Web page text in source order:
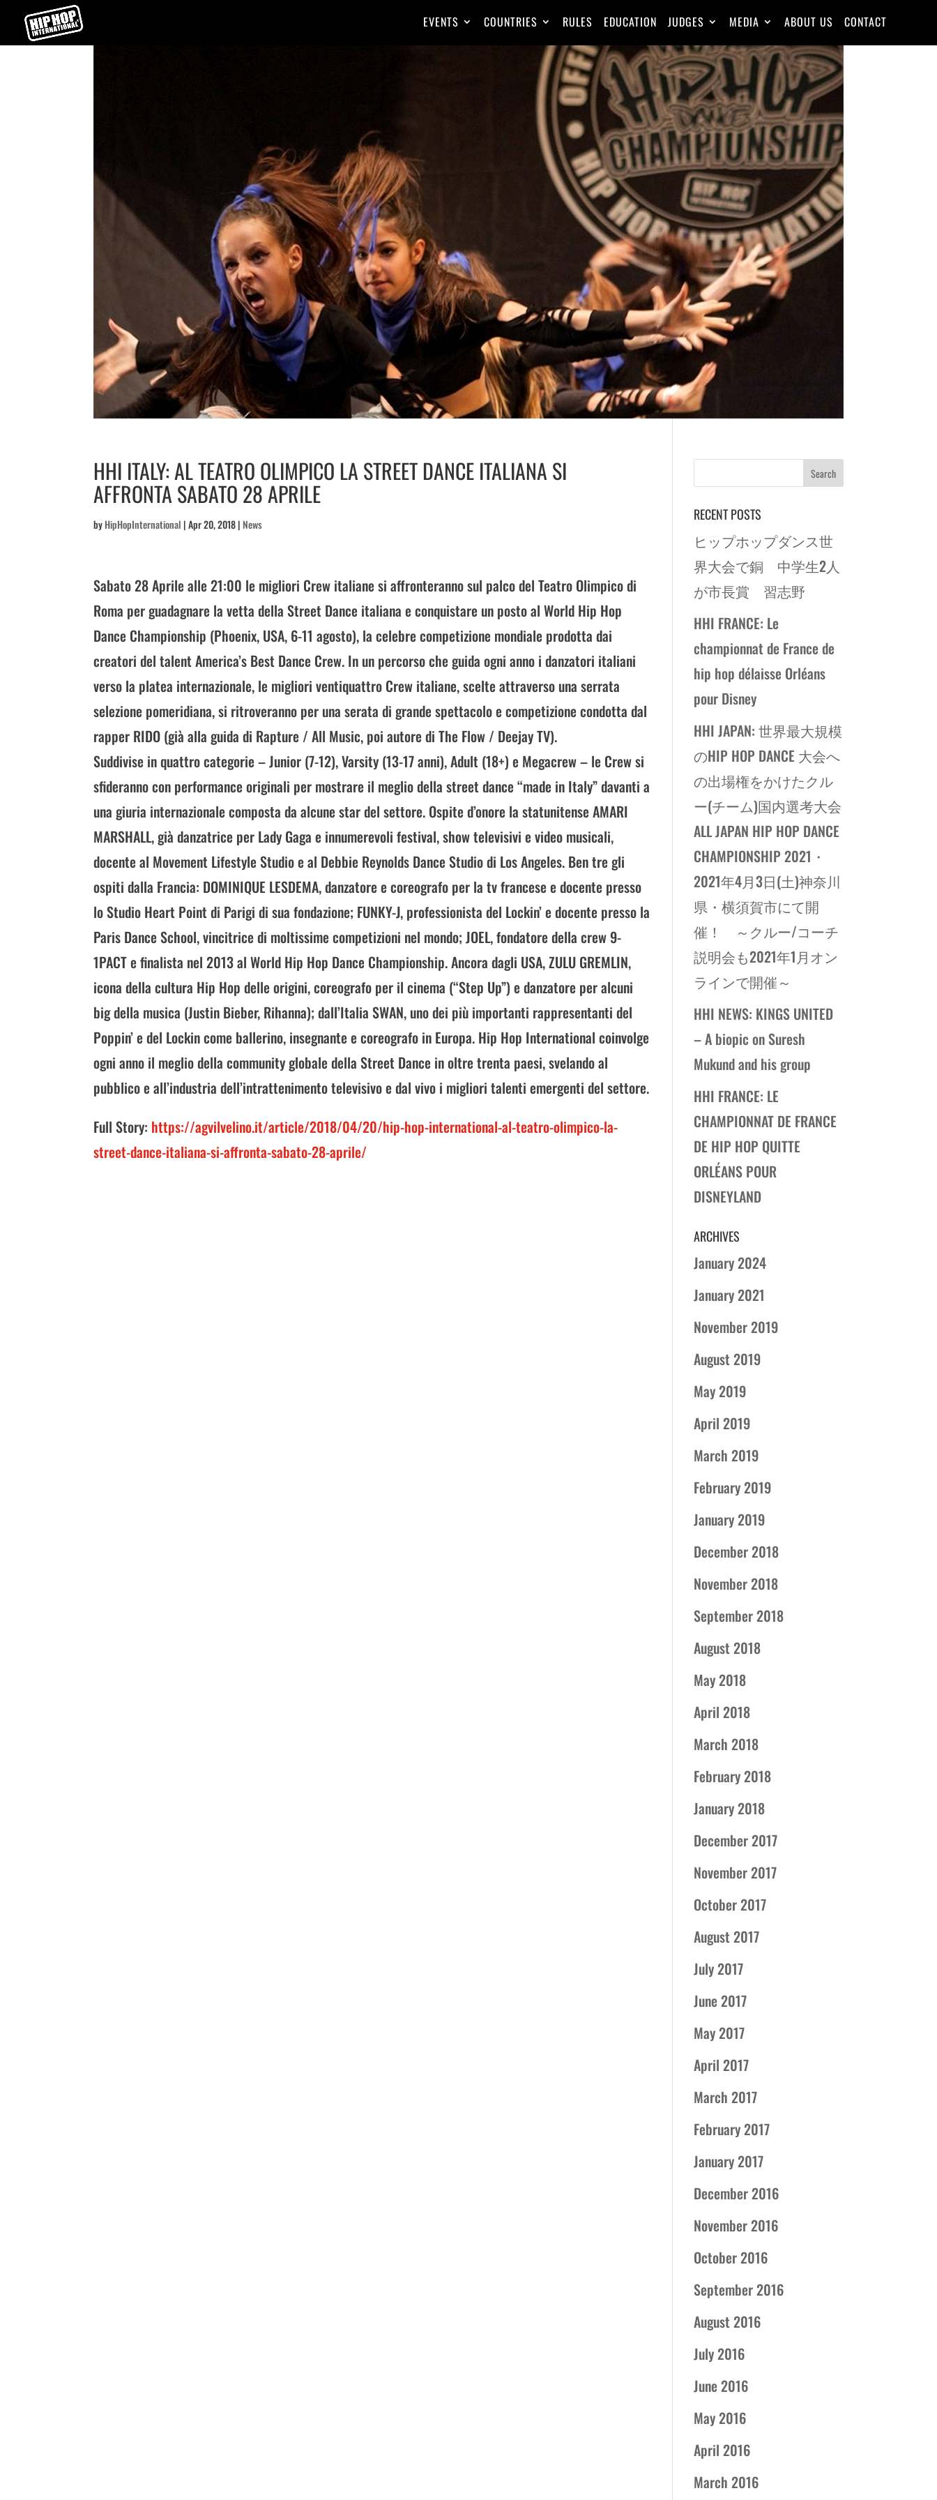
EVENTS COUNTRIES RULES EDUCATION JUDGES MEDIA ABOUT US CONTACT
HHI ITALY: AL TEATRO OLIMPICO LA STREET DANCE ITALIANA SI
AFFRONTA SABATO 28 APRILE
byHipHopInternational |Apr 20, 2018| News
Sabato 28 Aprile alle 21:00 le migliori Crew italiane si affronteranno sul palco del Teatro Olimpico di
Roma per guadagnare la vetta della Street Dance italiana e conquistare un posto al World Hip Hop
Dance Championship (Phoenix, USA, 6-11 agosto), la celebre competizione mondiale prodotta dai
creatori del talent America’s Best Dance Crew. In un percorso che guida ogni anno i danzatori italiani
verso la platea internazionale, le migliori ventiquattro Crew italiane, scelte attraverso una serrata
selezione pomeridiana, si ritroveranno per una serata di grande spettacolo e competizione condotta dal
rapper RIDO (già alla guida di Rapture / All Music, poi autore di The Flow / Deejay TV).
Suddivise in quattro categorie – Junior (7-12), Varsity (13-17 anni), Adult (18+) e Megacrew – le Crew si
sfideranno con performance originali per mostrare il meglio della street dance “made in Italy” davanti a
una giuria internazionale composta da alcune star del settore. Ospite d’onore la statunitense AMARI
MARSHALL, già danzatrice per Lady Gaga e innumerevoli festival, show televisivi e video musicali,
docente al Movement Lifestyle Studio e al Debbie Reynolds Dance Studio di Los Angeles. Ben tre gli
ospiti dalla Francia: DOMINIQUE LESDEMA, danzatore e coreografo per la tv francese e docente presso
lo Studio Heart Point di Parigi di sua fondazione; FUNKY-J, professionista del Lockin’ e docente presso la
Paris Dance School, vincitrice di moltissime competizioni nel mondo; JOEL, fondatore della crew 9-
1PACT e finalista nel 2013 al World Hip Hop Dance Championship. Ancora dagli USA, ZULU GREMLIN,
icona della cultura Hip Hop delle origini, coreografo per il cinema (“Step Up”) e danzatore per alcuni
big della musica (Justin Bieber, Rihanna); dall’Italia SWAN, uno dei più importanti rappresentanti del
Poppin’ e del Lockin come ballerino, insegnante e coreografo in Europa. Hip Hop International coinvolge
ogni anno il meglio della community globale della Street Dance in oltre trenta paesi, svelando al
pubblico e all’industria dell’intrattenimento televisivo e dal vivo i migliori talenti emergenti del settore.
Full Story: https://agvilvelino.it/article/2018/04/20/hip-hop-international-al-teatro-olimpico-la-
street-dance-italiana-si-affronta-sabato-28-aprile/
RECENT POSTS
ヒップホップダンス世
界大会で銅 中学生2人
が市長賞 習志野
HHI FRANCE: Le
championnat de France de
hip hop délaisse Orléans
pour Disney
HHI JAPAN: 世界最大規模
のHIP HOP DANCE 大会へ
の出場権をかけたクル
ー(チーム)国内選考大会
ALL JAPAN HIP HOP DANCE
CHAMPIONSHIP 2021・
2021年4月3日(土)神奈川
県・横須賀市にて開
催！ ～クルー/コーチ
説明会も2021年1月オン
ラインで開催～
HHI NEWS: KINGS UNITED
– A biopic on Suresh
Mukund and his group
HHI FRANCE: LE
CHAMPIONNAT DE FRANCE
DE HIP HOP QUITTE
ORLÉANS POUR
DISNEYLAND
ARCHIVES
January 2024
January 2021
November 2019
August 2019
May 2019
April 2019
March 2019
February 2019
January 2019
December 2018
November 2018
September 2018
August 2018
May 2018
April 2018
March 2018
February 2018
January 2018
December 2017
November 2017
October 2017
August 2017
July 2017
June 2017
May 2017
April 2017
March 2017
February 2017
January 2017
December 2016
November 2016
October 2016
September 2016
August 2016
July 2016
June 2016
May 2016
April 2016
March 2016